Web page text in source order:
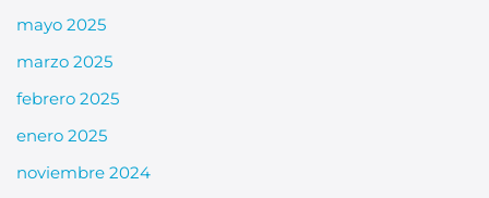
mayo 2025
marzo 2025
febrero 2025
enero 2025
noviembre 2024